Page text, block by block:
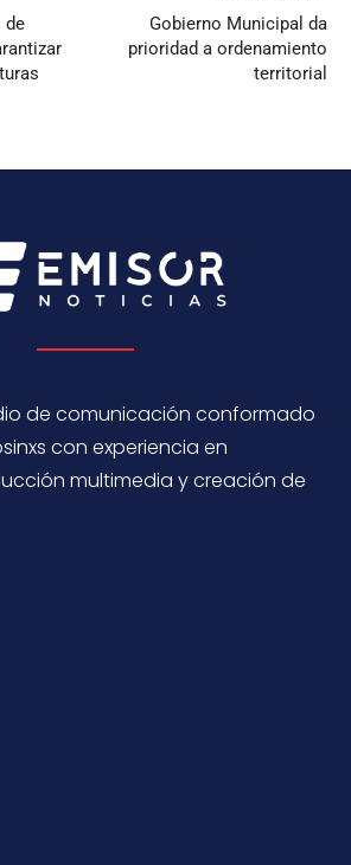
de
Gobierno Municipal da
prioridad a ordenamiento
territorial
de comunicación conformado
con experiencia en
multimedia y creación de